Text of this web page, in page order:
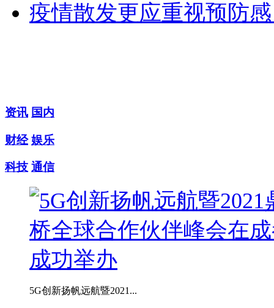
疫情散发更应重视预防
资讯 国内
财经 娱乐
科技 通信
5G创新扬帆远航暨2021...